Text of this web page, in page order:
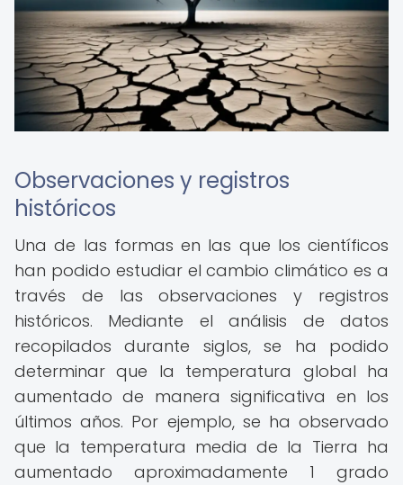
Observaciones y registros
históricos
Una de las formas en las que los científicos
han podido estudiar el cambio climático es a
través de las observaciones y registros
históricos. Mediante el análisis de datos
recopilados durante siglos, se ha podido
determinar que la temperatura global ha
aumentado de manera significativa en los
últimos años. Por ejemplo, se ha observado
que la temperatura media de la Tierra ha
aumentado aproximadamente 1 grado